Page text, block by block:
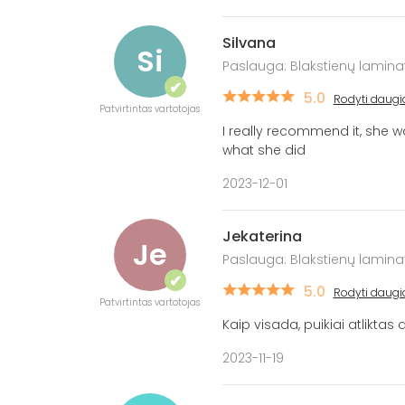
Si
✔
Patvirtintas vartotojas
Silvana
Paslauga: Blakstienų
5.0 Rodyti
I really recommend it, she
what she did
2023-12-01
Je
✔
Patvirtintas vartotojas
Jekaterina
Paslauga: Blakstienų
5.0 Rodyti
Kaip visada, puikiai atliktas
2023-11-19